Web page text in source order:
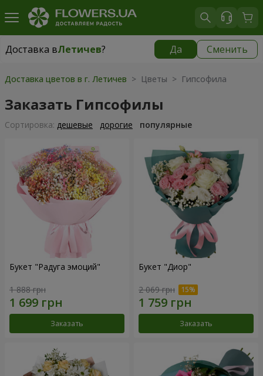
Доставка вЛетичев? Да Сменить
Доставка вЛетичев|
Доставка цветов в г. Летичев > Цветы > Гипсофила
Заказать Гипсофилы
Cортировка: дешевые дорогие популярные
Букет "Радуга эмоций"
1 888 грн
Заказать
Букет "Диор"
2 069 грн
Заказать